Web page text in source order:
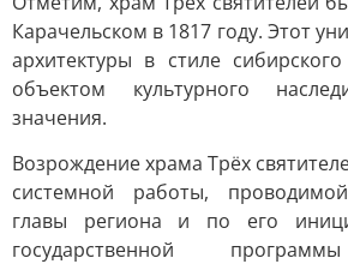
Карачельском в 1817 году. Этот
архитектуры в стиле
объектом культурного
значения.
Возрождение храма Трёх
системной работы,
главы региона и по его
государственной